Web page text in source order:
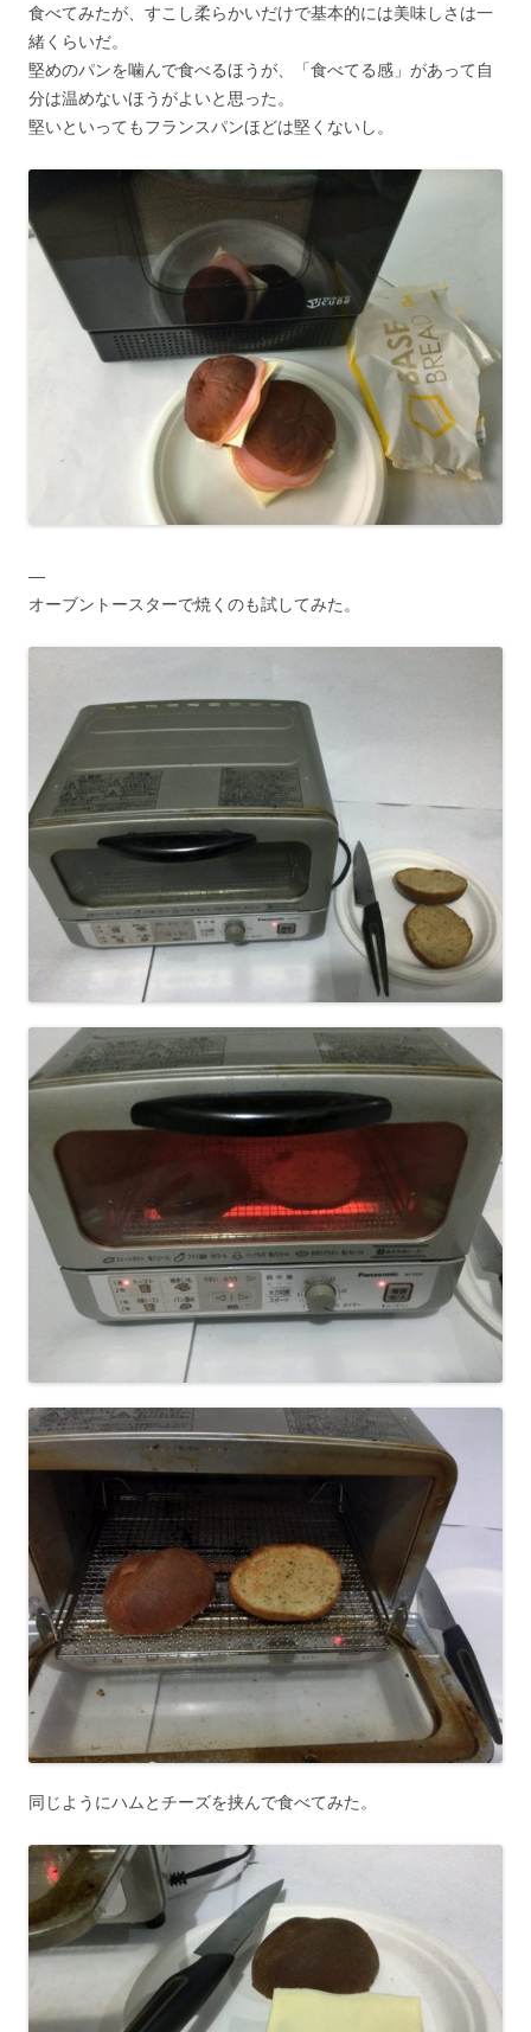
食べてみたが、すこし柔らかいだけで基本的には美味しさは一
緒くらいだ。
堅めのパンを噛んで食べるほうが、「食べてる感」があって自
分は温めないほうがよいと思った。
堅いといってもフランスパンほどは堅くないし。
—
オーブントースターで焼くのも試してみた。
同じようにハムとチーズを挟んで食べてみた。